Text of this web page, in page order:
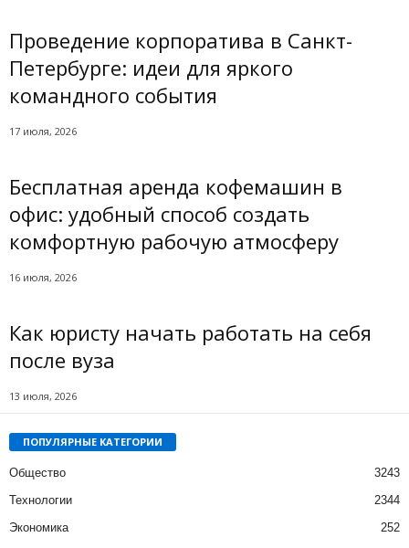
Проведение корпоратива в Санкт-
Петербурге: идеи для яркого
командного события
17 июля, 2026
Бесплатная аренда кофемашин в
офис: удобный способ создать
комфортную рабочую атмосферу
16 июля, 2026
Как юристу начать работать на себя
после вуза
13 июля, 2026
ПОПУЛЯРНЫЕ КАТЕГОРИИ
Общество
3243
Технологии
2344
Экономика
252